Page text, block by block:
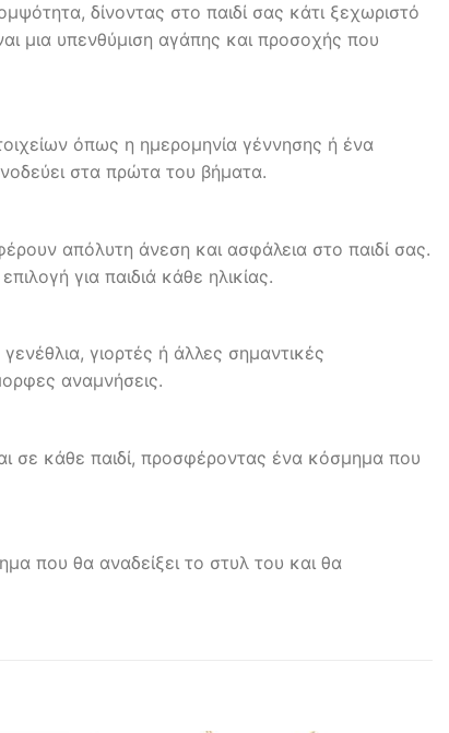
δίνοντας στο παιδί σας κάτι ξεχωριστό
μια υπενθύμιση αγάπης και προσοχής που
όπως η ημερομηνία γέννησης ή ένα
στα πρώτα του βήματα.
απόλυτη άνεση και ασφάλεια στο παιδί σας.
για παιδιά κάθε ηλικίας.
γιορτές ή άλλες σημαντικές
αναμνήσεις.
σε κάθε παιδί, προσφέροντας ένα κόσμημα που
που θα αναδείξει το στυλ του και θα